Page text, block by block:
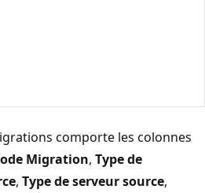
comporte les colonnes
Migration, Type de
, Type de serveur source,